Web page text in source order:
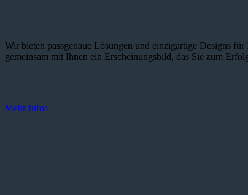
Wir bieten passgenaue Lösungen und einzig­artige Designs
gemeinsam mit Ihnen ein Erscheinungsbild, das Sie zum
Mehr Infos